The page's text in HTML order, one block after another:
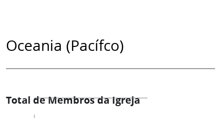
Oceania (Pacífco)
Total de Membros da Igreja